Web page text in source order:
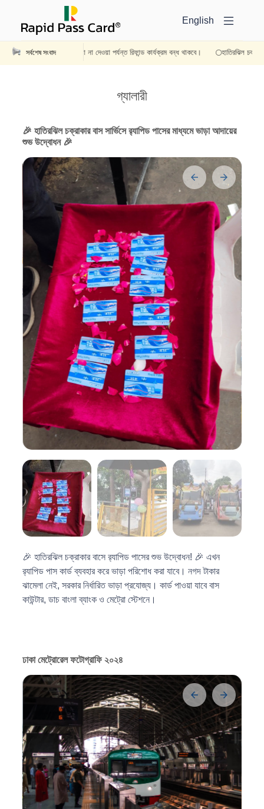
English
সর্বশেষ সংবাদ
পরবর্তী নির্দেশনা না দেওয়া পর্যন্ত রিফান্ড কার্যক্রম বন্ধ থাকবে। হাতিরঝিল
গ্যালারী
🎉 হাতিরঝিল চক্রাকার বাস সার্ভিসে র‍্যাপিড পাসের মাধ্যমে ভাড়া আদায়ের
শুভ উদ্বোধন 🎉
🎉 হাতিরঝিল চক্রাকার বাসে র‍্যাপিড পাসের শুভ উদ্বোধন! 🎉 এখন
র‍্যাপিড পাস কার্ড ব্যবহার করে ভাড়া পরিশোধ করা যাবে। নগদ টাকার
ঝামেলা নেই, সরকার নির্ধারিত ভাড়া প্রযোজ্য। কার্ড পাওয়া যাবে বাস
কাউন্টার, ডাচ বাংলা ব্যাংক ও মেট্রো স্টেশনে।
ঢাকা মেট্রোরেল ফটোগ্রাফি ২০২৪